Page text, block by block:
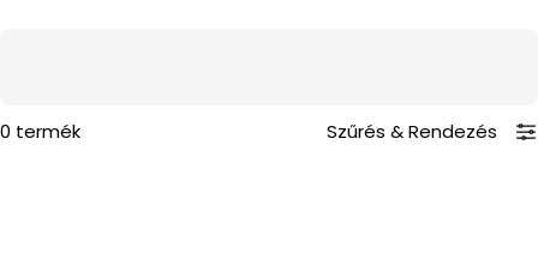
c
0 termék Szűrés &Rendezés